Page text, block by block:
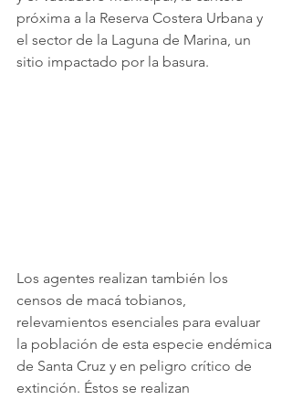
próxima a la Reserva Costera Urbana y
el sector de la Laguna de Marina, un
sitio impactado por la basura.
Los agentes realizan también los
censos de macá tobianos,
relevamientos esenciales para evaluar
la población de esta especie endémica
de Santa Cruz y en peligro crítico de
extinción. Éstos se realizan